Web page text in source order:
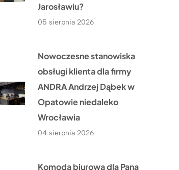
Jarosławiu?
05 sierpnia 2026
Nowoczesne stanowiska
obsługi klienta dla firmy
ANDRA Andrzej Dąbek w
Opatowie niedaleko
Wrocławia
04 sierpnia 2026
Komoda biurowa dla Pana